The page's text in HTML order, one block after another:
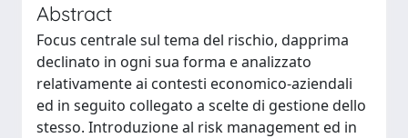
Abstract
Focus centrale sul tema del rischio, dapprima
declinato in ogni sua forma e analizzato
relativamente ai contesti economico-aziendali
ed in seguito collegato a scelte di gestione dello
stesso. Introduzione al risk management ed in